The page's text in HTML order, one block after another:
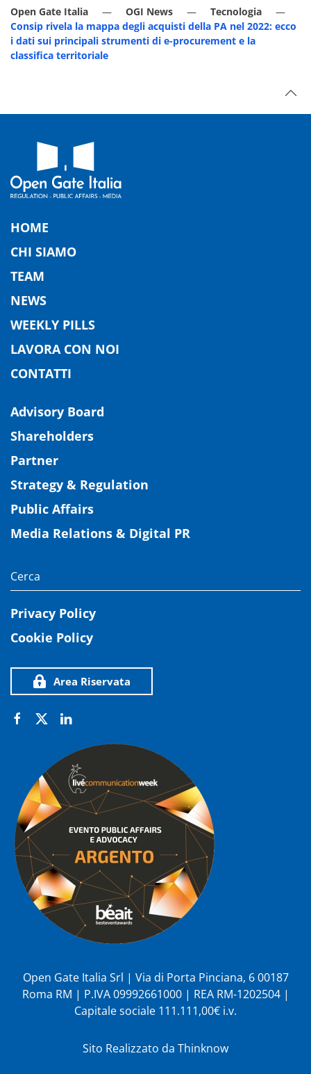
Open Gate Italia OGI News
Tecnologia
Consip rivela la mappa degli acquisti della PA nel 2022: ecco
i dati sui principali strumenti di e-procurement e la
classifica territoriale
HOME
CHI SIAMO
TEAM
NEWS
WEEKLY PILLS
LAVORA CON NOI
CONTATTI
Advisory Board
Shareholders
Partner
Strategy & Regulation
Public Affairs
Media Relations & Digital PR
Privacy Policy
Cookie Policy
Area Riservata
Open Gate Italia Srl | Via di Porta Pinciana, 6 00187
Roma RM | P.IVA 09992661000 | REA RM-1202504 |
Capitale sociale 111.111,00€ i.v.
Sito Realizzato da Thinknow